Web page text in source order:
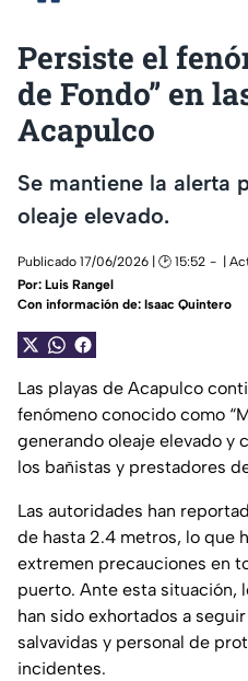
Persiste el
de Fondo” en
Acapulco
Se mantiene la alerta
oleaje elevado.
Publicado 17/06/2026 | 🕑 15:52
|
Por: Luis Rangel
Con información de: Isaac Quintero
Las playas de Acapulco
fenómeno conocido como
generando oleaje elevado y
los bañistas y prestadores
Las autoridades han
de hasta 2.4 metros, lo que
extremen precauciones en
puerto. Ante esta situación,
han sido exhortados a
salvavidas y personal de
incidentes.